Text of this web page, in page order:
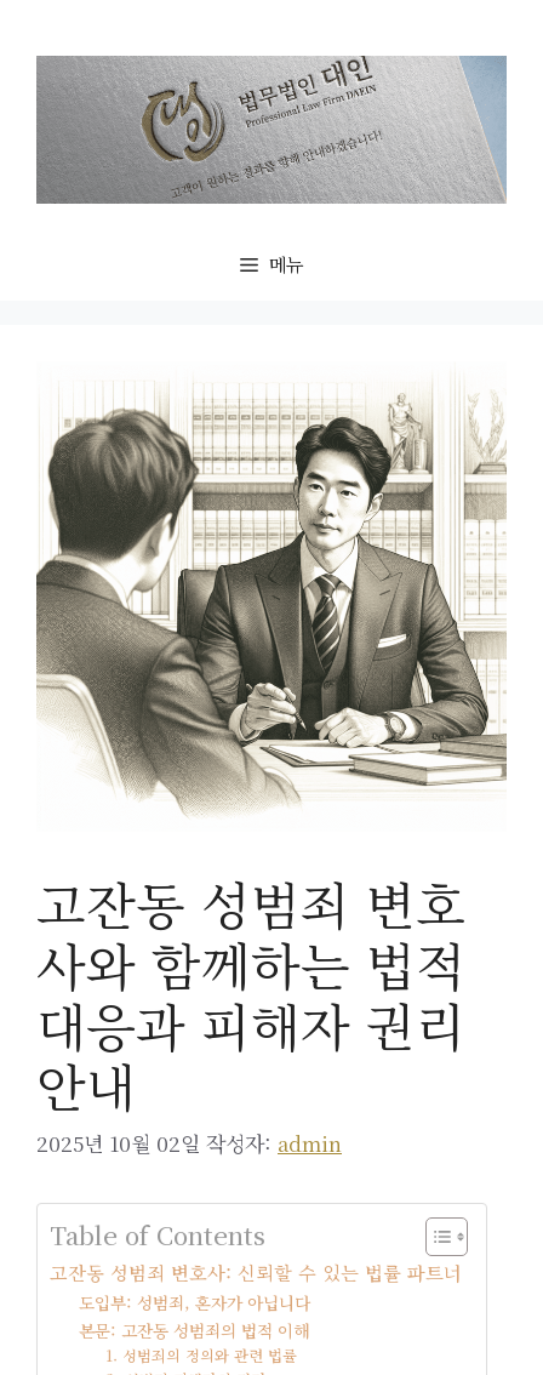
메뉴
고잔동 성범죄 변호
사와 함께하는 법적
대응과 피해자 권리
안내
2025년 10월 02일 작성자: admin
Table of Contents
고잔동 성범죄 변호사: 신뢰할 수 있는 법률 파트너
도입부: 성범죄, 혼자가 아닙니다
본문: 고잔동 성범죄의 법적 이해
1. 성범죄의 정의와 관련 법률